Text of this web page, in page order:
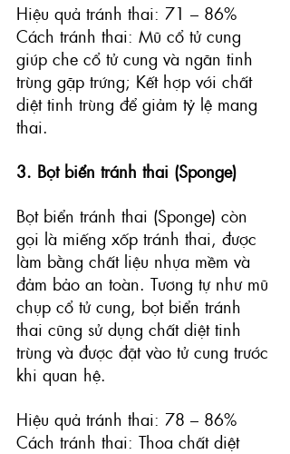
Hiệu quả tránh thai: 71 – 86%
Cách tránh thai: Mũ cổ tử cung
giúp che cổ tử cung và ngăn tinh
trùng gặp trứng; Kết hợp với chất
diệt tinh trùng để giảm tỷ lệ mang
thai.
3. Bọt biển tránh thai (Sponge)
Bọt biển tránh thai (Sponge) còn
gọi là miếng xốp tránh thai, được
làm bằng chất liệu nhựa mềm và
đảm bảo an toàn. Tương tự như mũ
chụp cổ tử cung, bọt biển tránh
thai cũng sử dụng chất diệt tinh
trùng và được đặt vào tử cung trước
khi quan hệ.
Hiệu quả tránh thai: 78 – 86%
Cách tránh thai: Thoa chất diệt